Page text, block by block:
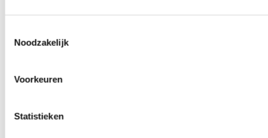
Noodzakelijk
Voorkeuren
Statistieken
0producten beschikbaar